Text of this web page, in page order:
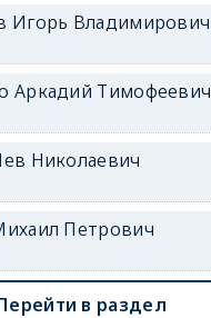
Игорь Владимирович
Аркадий Тимофеевич
Николаевич
Петрович
в раздел